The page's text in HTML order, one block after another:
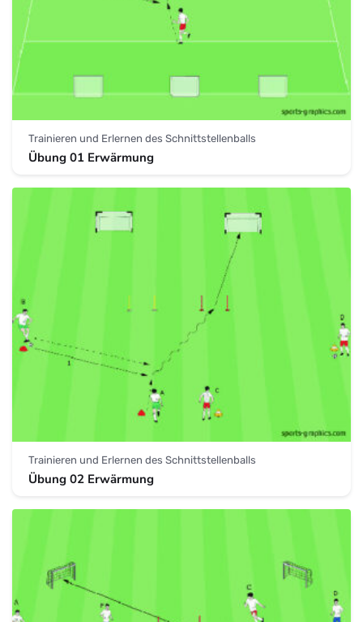
Trainieren und Erlernen des Schnittstellenballs
Übung 01 Erwärmung
Trainieren und Erlernen des Schnittstellenballs
Übung 02 Erwärmung